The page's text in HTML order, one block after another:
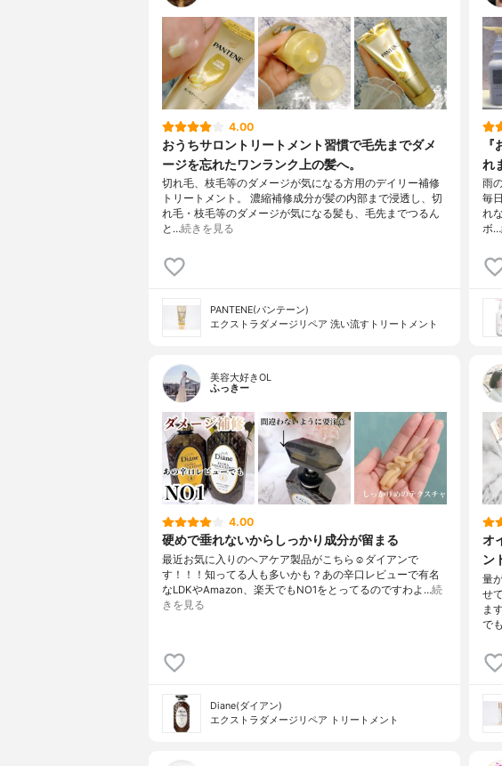
4.00
おうちサロントリートメント習慣で毛先までダメ
ージを忘れたワンランク上の髪へ。
切れ毛、枝毛等のダメージが気になる方用のデイリー補修
トリートメント。 濃縮補修成分が髪の内部まで浸透し、切
れ毛・枝毛等のダメージが気になる髪も、毛先までつるん
と…続きを見る
PANTENE(パンテーン)
エクストラダメージリペア 洗い流すトリートメント
れ
雨
毎
れ
ボ…
美容大好きOL
ふっきー
4.00
硬めで垂れないからしっかり成分が留まる
最近お気に入りのヘアケア製品がこちら☺️ダイアンで
す！！！知ってる人も多いかも？あの辛口レビューで有名
なLDKやAmazon、楽天でもNO1をとってるのですわよ…続
きを見る
Diane(ダイアン)
エクストラダメージリペア トリートメント
オ
ン
量
せ
ま
で